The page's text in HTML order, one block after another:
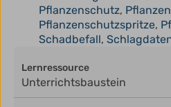
Pflanzenschutz,
Pflanzenschutzspritze,
Schadbefall,
Lernressource
Unterrichtsbaustein